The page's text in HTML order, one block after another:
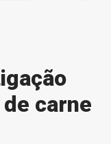
carne